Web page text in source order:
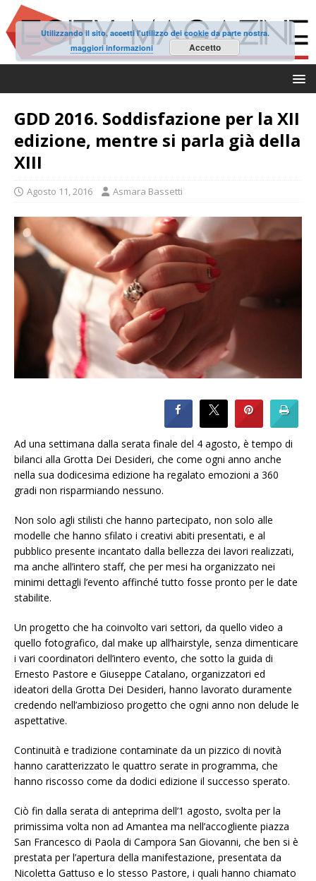
GDD 2016. Soddisfazione per la XII
edizione, mentre si parla già della
XIII
Agosto 11, 2016 Asmara Bassetti
Ad una settimana dalla serata finale del 4 agosto, è tempo di
bilanci alla Grotta Dei Desideri, che come ogni anno anche
nella sua dodicesima edizione ha regalato emozioni a 360
gradi non risparmiando nessuno.
Non solo agli stilisti che hanno partecipato, non solo alle
modelle che hanno sfilato i creativi abiti presentati, e al
pubblico presente incantato dalla bellezza dei lavori realizzati,
ma anche all’intero staff, che per mesi ha organizzato nei
minimi dettagli l’evento affinché tutto fosse pronto per le date
stabilite.
Un progetto che ha coinvolto vari settori, da quello video a
quello fotografico, dal make up all’hairstyle, senza dimenticare
i vari coordinatori dell’intero evento, che sotto la guida di
Ernesto Pastore e Giuseppe Catalano, organizzatori ed
ideatori della Grotta Dei Desideri, hanno lavorato duramente
credendo nell’ambizioso progetto che ogni anno non delude le
aspettative.
Continuità e tradizione contaminate da un pizzico di novità
hanno caratterizzato le quattro serate in programma, che
hanno riscosso come da dodici edizione il successo sperato.
Ciò fin dalla serata di anteprima dell’1 agosto, svolta per la
primissima volta non ad Amantea ma nell’accogliente piazza
San Francesco di Paola di Campora San Giovanni, che ben si è
prestata per l’apertura della manifestazione, presentata da
Nicoletta Gattuso e lo stesso Pastore, i quali hanno chiamato
Utilizzando il sito, accetti l'utilizzo dei cookie da parte nostra.
maggiori informazioni
Accetto